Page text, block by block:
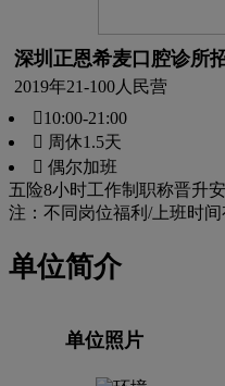
深圳正恩希麦口腔诊所
2019年21-100人 民营
10:00-21:00
 周休1.5天
 偶尔加班
五险8小时工作制 职称晋升
注：不同岗位福利/上班时间
单位简介
单位照片